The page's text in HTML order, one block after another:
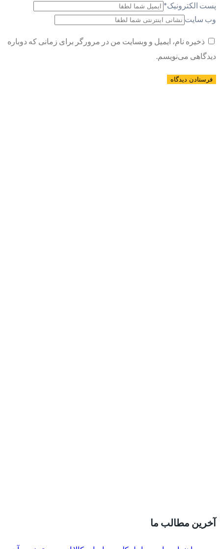
پست الکترونیک*
وب سایت
ذخیره نام، ایمیل و وبسایت من در مرورگر برای زمانی که دوباره
دیدگاهی می‌نویسم.
آخرین مطالب ما